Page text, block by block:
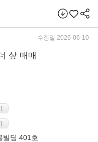
수정일 2026-06-10
샆 매매
빌딩 401호